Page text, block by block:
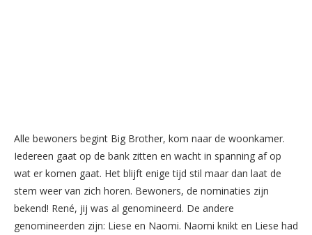
Alle bewoners begint Big Brother, kom naar de woonkamer.
Iedereen gaat op de bank zitten en wacht in spanning af op
wat er komen gaat. Het blijft enige tijd stil maar dan laat de
stem weer van zich horen. Bewoners, de nominaties zijn
bekend! René, jij was al genomineerd. De andere
genomineerden zijn: Liese en Naomi. Naomi knikt en Liese had